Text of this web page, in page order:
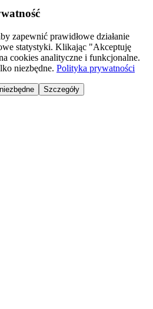
zapewnić prawidłowe działanie
statystyki. Klikając "Akceptuję
cookies analityczne i funkcjonalne.
niezbędne. Polityka prywatności
Szczegóły